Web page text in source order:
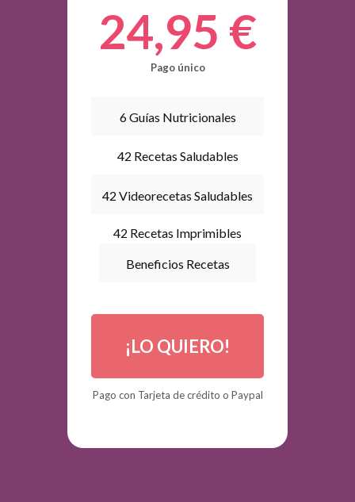
24,95 €
Pago único
6 Guías Nutricionales
42 Recetas Saludables
42 Videorecetas Saludables
42 Recetas Imprimibles
Beneficios Recetas
¡LO QUIERO!
Pago con Tarjeta de crédito o Paypal